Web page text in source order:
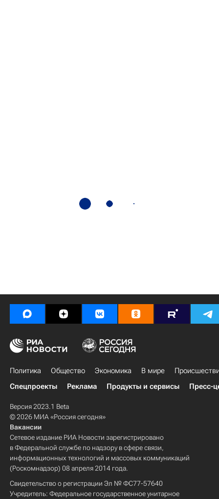
Политика Общество Экономика В мире
Спецпроекты
Реклама Продукты и сервисы Пресс-
Версия 2023.1 Beta
© 2026 МИА «Россия сегодня»
Вакансии
Сетевое издание РИА Новости зарегистрировано
в Федеральной службе по надзору в сфере связи,
информационных технологий и массовых коммуникаций
(Роскомнадзор) 08 апреля 2014 года.
Свидетельство о регистрации Эл № ФС77-57640
Учредитель: Федеральное государственное унитарное